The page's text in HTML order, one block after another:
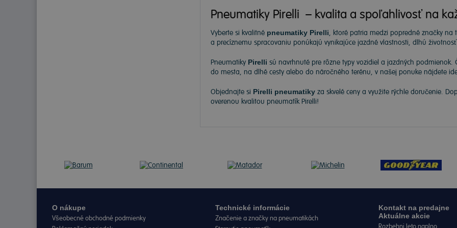
Pneumatiky Pirelli – kvalita a spoľahlivosť na
Vyberte si kvalitné pneumatiky Pirelli, ktoré patria medzi popredné značky
a precíznemu spracovaniu ponúkajú vynikajúce jazdné vlastnosti, dlhú
Pneumatiky Pirelli sú navrhnuté pre rôzne typy vozidiel a jazdných
do mesta, na dlhé cesty alebo do náročného terénu, v našej ponuke nájdete
Objednajte si Pirelli pneumatiky za skvelé ceny a využite rýchle doručenie.
overenou kvalitou pneumatík Pirelli!
O nákupe
Všeobecné obchodné podmienky
Technické informácie
Značenie a značky na pneumatikách
Kontakt na predajne
Aktuálne akcie